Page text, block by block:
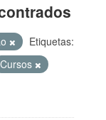
Etiquetas:
Cursos